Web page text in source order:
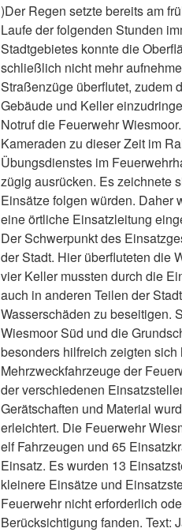
)Der Regen setzte bereits am
Laufe der folgenden Stunden
Stadtgebietes konnte die
schließlich nicht mehr
Straßenzüge überflutet, zudem
Gebäude und Keller
Notruf die Feuerwehr
Kameraden zu dieser Zeit im
Übungsdienstes im
zügig ausrücken. Es zeichnete
Einsätze folgen würden. Daher
eine örtliche Einsatzleitung
Der Schwerpunkt des
der Stadt. Hier überfluteten die
vier Keller mussten durch die
auch in anderen Teilen der
Wasserschäden zu beseitigen.
Wiesmoor Süd und die
besonders hilfreich zeigten
Mehrzweckfahrzeuge der
der verschiedenen
Gerätschaften und Material
erleichtert. Die Feuerwehr
elf Fahrzeugen und 65
Einsatz. Es wurden 13
kleinere Einsätze und
Feuerwehr nicht erforderlich
Berücksichtigung fanden. Text: